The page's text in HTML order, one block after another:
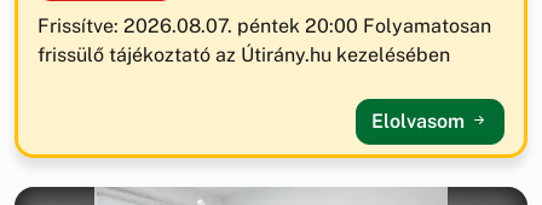
Frissítve: 2026.08.07. péntek 20:00 Folyamatosan
frissülő tájékoztató az Útirány.hu kezelésében
Elolvasom